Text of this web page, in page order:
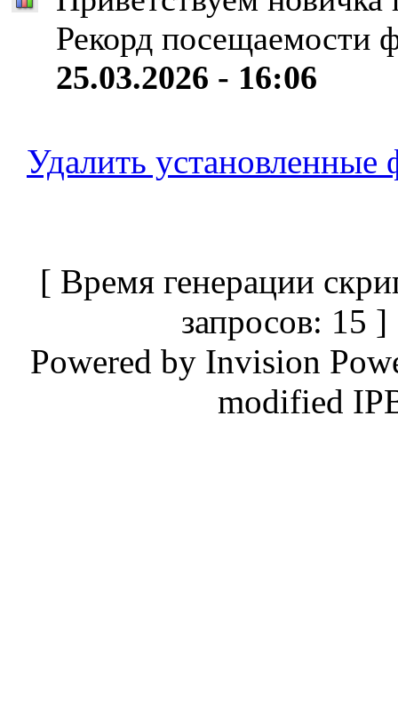
Рекорд посещаемости
25.03.2026 - 16:06
Удалить
[ Время генерации
запросов:
Powered by Invision
modified